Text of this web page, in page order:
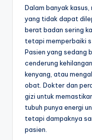
Dalam banyak
yang tidak dapat
berat badan sering
tetapi memperbaiki
Pasien yang sedang
cenderung
kenyang, atau
obat. Dokter dan
gizi untuk
tubuh punya energi
tetapi dampaknya
pasien.